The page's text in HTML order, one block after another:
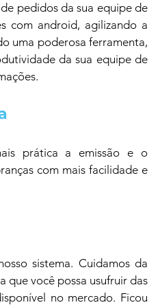
pedidos da sua equipe de
com android, agilizando a
uma poderosa ferramenta,
da sua equipe de
prática a emissão e o
com mais facilidade e
sistema. Cuidamos da
que você possa usufruir das
no mercado. Ficou